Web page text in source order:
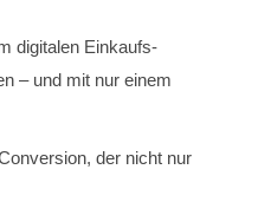
digitalen Einkaufs­
– und mit nur einem
der nicht nur